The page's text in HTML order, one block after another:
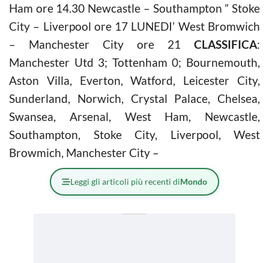
Ham ore 14.30 Newcastle – Southampton ” Stoke
City – Liverpool ore 17 LUNEDI’ West Bromwich
– Manchester City ore 21 CLASSIFICA:
Manchester Utd 3; Tottenham 0; Bournemouth,
Aston Villa, Everton, Watford, Leicester City,
Sunderland, Norwich, Crystal Palace, Chelsea,
Swansea, Arsenal, West Ham, Newcastle,
Southampton, Stoke City, Liverpool, West
Browmich, Manchester City –
Leggi gli articoli più recenti diMondo